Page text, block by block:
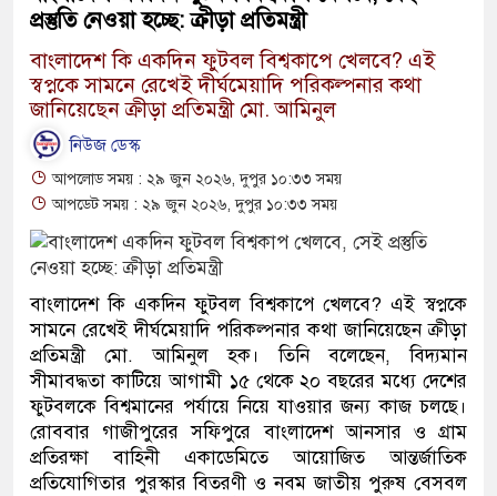
প্রস্তুতি নেওয়া হচ্ছে: ক্রীড়া প্রতিমন্ত্রী
বাংলাদেশ কি একদিন ফুটবল বিশ্বকাপে খেলবে? এই
স্বপ্নকে সামনে রেখেই দীর্ঘমেয়াদি পরিকল্পনার কথা
জানিয়েছেন ক্রীড়া প্রতিমন্ত্রী মো. আমিনুল
নিউজ ডেস্ক
আপলোড সময় : ২৯ জুন ২০২৬, দুপুর ১০:৩৩ সময়
আপডেট সময় : ২৯ জুন ২০২৬, দুপুর ১০:৩৩ সময়
বাংলাদেশ কি একদিন ফুটবল বিশ্বকাপে খেলবে? এই স্বপ্নকে
সামনে রেখেই দীর্ঘমেয়াদি পরিকল্পনার কথা জানিয়েছেন ক্রীড়া
প্রতিমন্ত্রী মো. আমিনুল হক। তিনি বলেছেন, বিদ্যমান
সীমাবদ্ধতা কাটিয়ে আগামী ১৫ থেকে ২০ বছরের মধ্যে দেশের
ফুটবলকে বিশ্বমানের পর্যায়ে নিয়ে যাওয়ার জন্য কাজ চলছে।
রোববার গাজীপুরের সফিপুরে বাংলাদেশ আনসার ও গ্রাম
প্রতিরক্ষা বাহিনী একাডেমিতে আয়োজিত আন্তর্জাতিক
প্রতিযোগিতার পুরস্কার বিতরণী ও নবম জাতীয় পুরুষ বেসবল